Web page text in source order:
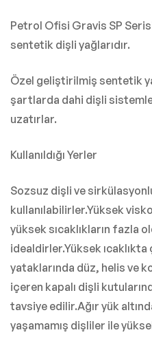
Petrol Ofisi Gravis SP
sentetik dişli yağlarıdır.
Özel geliştirilmiş sentetik
şartlarda dahi dişli
uzatırlar.
Kullanıldığı Yerler
Sozsuz dişli ve
kullanılabilirler.Yüksek
yüksek sıcaklıkların fazla
idealdirler.Yüksek ıcaklıkta
yataklarında düz, helis ve
içeren kapalı dişli
tavsiye edilir.Ağır yük
yaşamamış dişliler ile